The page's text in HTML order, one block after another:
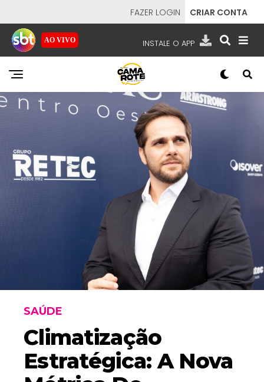
FAZER LOGIN CRIAR CONTA
AO VIVO INSTALE O APP
EMISSORAS
NOSSAS REDES APP TV SBT
SBT - SISTEMA BRASILEIRO DE TELEVISÃO
SAÚDE
Climatização
Estratégica: A Nova